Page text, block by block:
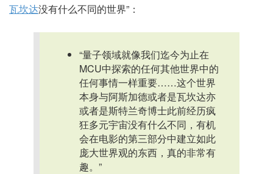
瓦坎达没有什么不同的世界”：
“量子领域就像我们迄今为止在
MCU中探索的任何其他世界中的
任何事情一样重要……这个世界
本身与阿斯加德或者是瓦坎达亦
或者是斯特兰奇博士此前经历疯
狂多元宇宙没有什么不同，有机
会在电影的第三部分中建立如此
庞大世界观的东西，真的非常有
趣。”